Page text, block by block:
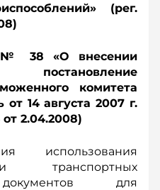
(рег.
№ 38 «О внесении
комитета
14 августа 2007 г.
2.04.2008)
использования
транспортных
для